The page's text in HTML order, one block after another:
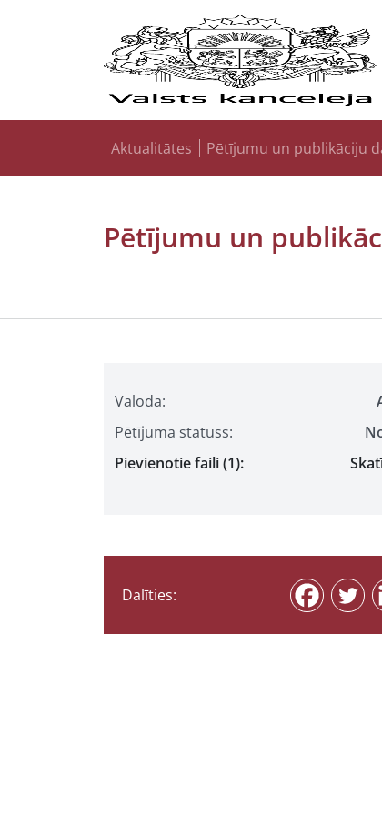
Aktualitātes Pētījumu un publikāciju
Pētījumu un
Valoda:
Pētījuma statuss:
Pievienotie faili (1):
Dalīties: